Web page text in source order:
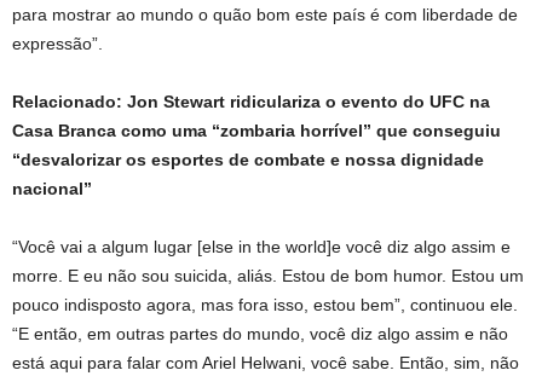
para mostrar ao mundo o quão bom este país é com liberdade de
expressão”.
Relacionado: Jon Stewart ridiculariza o evento do UFC na
Casa Branca como uma “zombaria horrível” que conseguiu
“desvalorizar os esportes de combate e nossa dignidade
nacional”
“Você vai a algum lugar [else in the world]e você diz algo assim e
morre. E eu não sou suicida, aliás. Estou de bom humor. Estou um
pouco indisposto agora, mas fora isso, estou bem”, continuou ele.
“E então, em outras partes do mundo, você diz algo assim e não
está aqui para falar com Ariel Helwani, você sabe. Então, sim, não